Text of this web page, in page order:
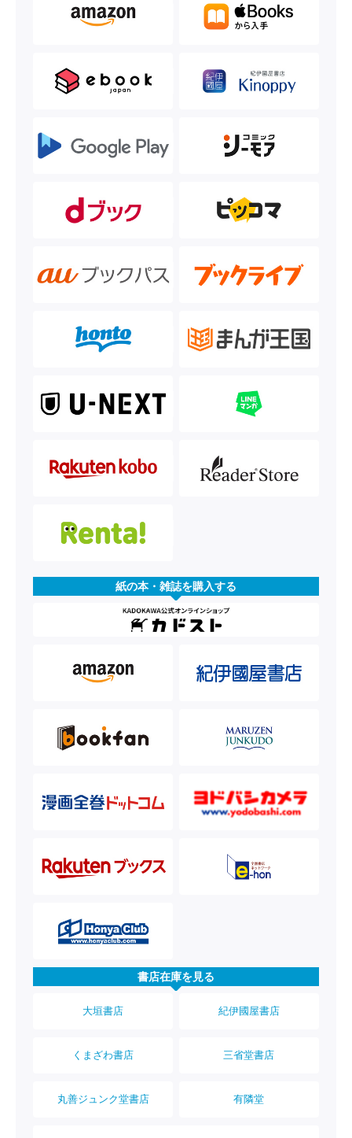
紙の本・雑誌を購入する
書店在庫を見る
大垣書店 紀伊國屋書店
くまざわ書店 三省堂書店
丸善ジュンク堂書店 有隣堂